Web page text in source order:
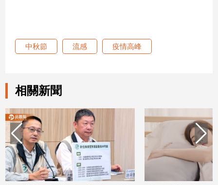
建
計
遊/
美
食
星
座/
命
理
中秋節 流感 疫情高峰
相關新聞